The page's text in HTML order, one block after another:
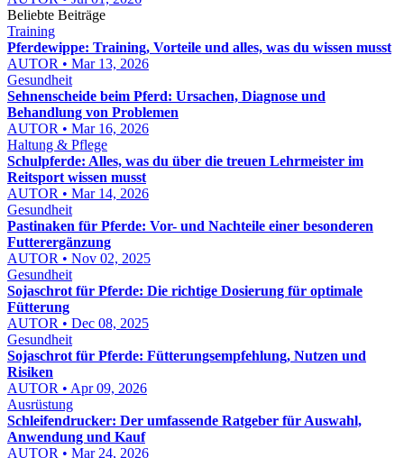
Beliebte Beiträge
Training
Pferdewippe: Training, Vorteile und alles, was du wissen musst
AUTOR • Mar 13, 2026
Gesundheit
Sehnenscheide beim Pferd: Ursachen, Diagnose und
Behandlung von Problemen
AUTOR • Mar 16, 2026
Haltung & Pflege
Schulpferde: Alles, was du über die treuen Lehrmeister im
Reitsport wissen musst
AUTOR • Mar 14, 2026
Gesundheit
Pastinaken für Pferde: Vor- und Nachteile einer besonderen
Futterergänzung
AUTOR • Nov 02, 2025
Gesundheit
Sojaschrot für Pferde: Die richtige Dosierung für optimale
Fütterung
AUTOR • Dec 08, 2025
Gesundheit
Sojaschrot für Pferde: Fütterungsempfehlung, Nutzen und
Risiken
AUTOR • Apr 09, 2026
Ausrüstung
Schleifendrucker: Der umfassende Ratgeber für Auswahl,
Anwendung und Kauf
AUTOR • Mar 24, 2026